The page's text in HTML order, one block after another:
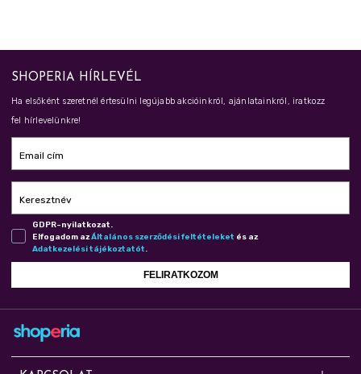
SHOPERIA HÍRLEVÉL
Ha elsőként szeretnél értesülni legújabb akcióinkról, ajánlatainkról, iratkozz
fel hírlevelünkre!
Email cím
Keresztnév
GDPR-nyilatkozat.
Elfogadom azÁl­ta­lá­nos szer­ző­dé­si fel­té­te­le­ket és az
Adat­ke­ze­lé­si tá­jé­koz­ta­tót.
FELIRATKOZOM